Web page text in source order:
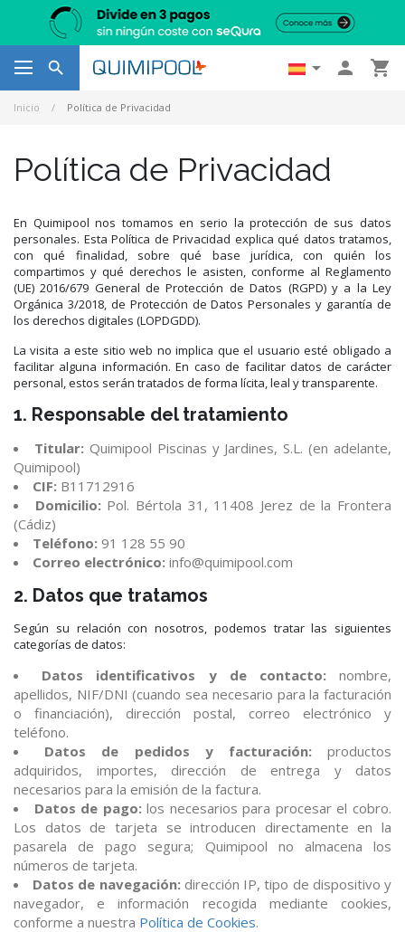
   
Inicio Política de Privacidad
Política de Privacidad
En Quimipool nos tomamos en serio la protección de sus datos
personales. Esta Política de Privacidad explica qué datos tratamos,
con qué finalidad, sobre qué base jurídica, con quién los
compartimos y qué derechos le asisten, conforme al Reglamento
(UE) 2016/679 General de Protección de Datos (RGPD) y a la Ley
Orgánica 3/2018, de Protección de Datos Personales y garantía de
los derechos digitales (LOPDGDD).
La visita a este sitio web no implica que el usuario esté obligado a
facilitar alguna información. En caso de facilitar datos de carácter
personal, estos serán tratados de forma lícita, leal y transparente.
1. Responsable del tratamiento
Titular: Quimipool Piscinas y Jardines, S.L. (en adelante,
Quimipool)
CIF: B11712916
Domicilio: Pol. Bértola 31, 11408 Jerez de la Frontera
(Cádiz)
Teléfono: 91 128 55 90
Correo electrónico: info@quimipool.com
2. Datos que tratamos
Según su relación con nosotros, podemos tratar las siguientes
categorías de datos:
Datos identificativos y de contacto: nombre,
apellidos, NIF/DNI (cuando sea necesario para la facturación
o financiación), dirección postal, correo electrónico y
teléfono.
Datos de pedidos y facturación: productos
adquiridos, importes, dirección de entrega y datos
necesarios para la emisión de la factura.
Datos de pago: los necesarios para procesar el cobro.
Los datos de tarjeta se introducen directamente en la
pasarela de pago segura; Quimipool no almacena los
números de tarjeta.
Datos de navegación: dirección IP, tipo de dispositivo y
navegador, e información recogida mediante cookies,
conforme a nuestra Política de Cookies.